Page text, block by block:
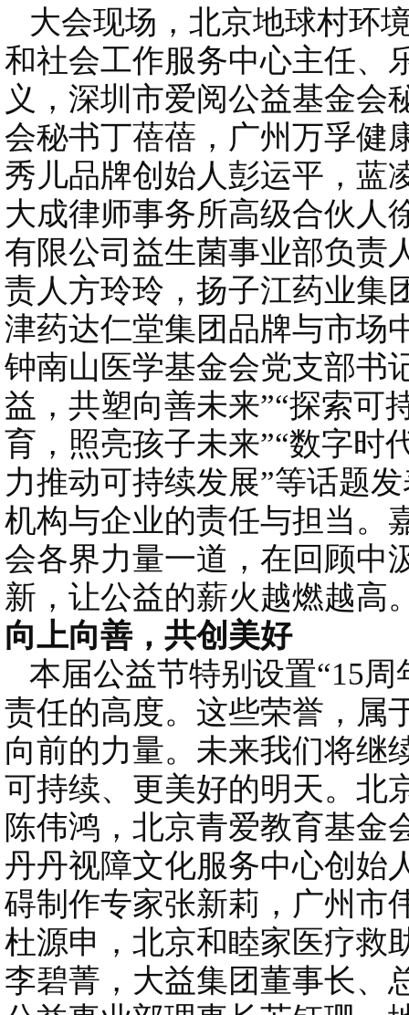
大会现场，北京地球村环
和社会工作服务中心主任、
义，深圳市爱阅公益基金会
会秘书丁蓓蓓，广州万孚健
秀儿品牌创始人彭运平，蓝
大成律师事务所高级合伙人
有限公司益生菌事业部负责
责人方玲玲，扬子江药业集
津药达仁堂集团品牌与市场
钟南山医学基金会党支部书
益，共塑向善未来”“探索可
育，照亮孩子未来”“数字时
力推动可持续发展”等话题
机构与企业的责任与担当。
会各界力量一道，在回顾中
新，让公益的薪火越燃越高
向上向善，共创美好
本届公益节特别设置“15
责任的高度。这些荣誉，属
向前的力量。未来我们将继
可持续、更美好的明天。北
陈伟鸿，北京青爱教育基金
丹丹视障文化服务中心创始
碍制作专家张新莉，广州市
杜源申，北京和睦家医疗救
李碧菁，大益集团董事长、